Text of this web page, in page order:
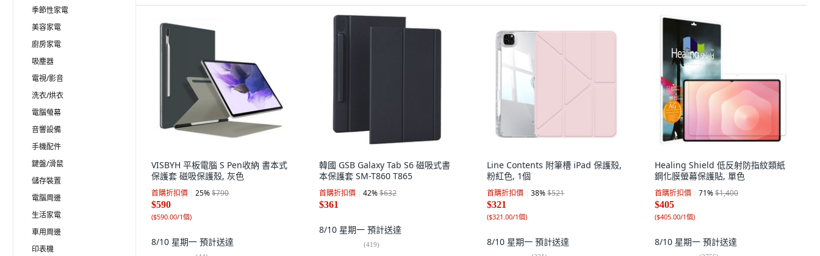
季節性家電
美容家電
廚房家電
吸塵器
電視/影音
洗衣/烘衣
電腦螢幕
音響設備
手機配件
鍵盤/滑鼠
儲存裝置
電腦周邊
生活家電
車用周邊
印表機
VISBYH 平板電腦 S Pen收納 書本式
保護套 磁吸保護殼, 灰色
首購折扣價 25%$790
$590
($590.00/1個)
8/10 星期一 預計送達
韓國 GSB Galaxy Tab S6 磁吸式書
本保護套 SM-T860 T865
首購折扣價 42%$632
$361
8/10 星期一 預計送達
(419)
Line Contents 附筆槽 iPad 保護殼,
粉紅色, 1個
首購折扣價 38%$521
$321
($321.00/1個)
8/10 星期一 預計送達
Healing Shield 低反射防指紋類紙
鋼化膜螢幕保護貼, 單色
首購折扣價 71%$1,400
$405
($405.00/1個)
8/10 星期一 預計送達